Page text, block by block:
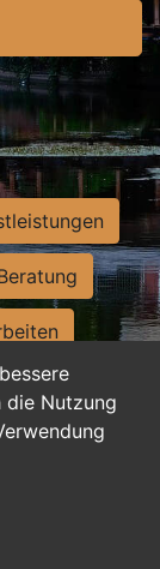
die Nutzung